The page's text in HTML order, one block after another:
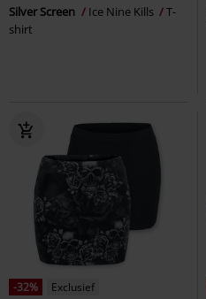
Silver Screen Ice Nine Kills
T-
shirt
-32%
Exclusief